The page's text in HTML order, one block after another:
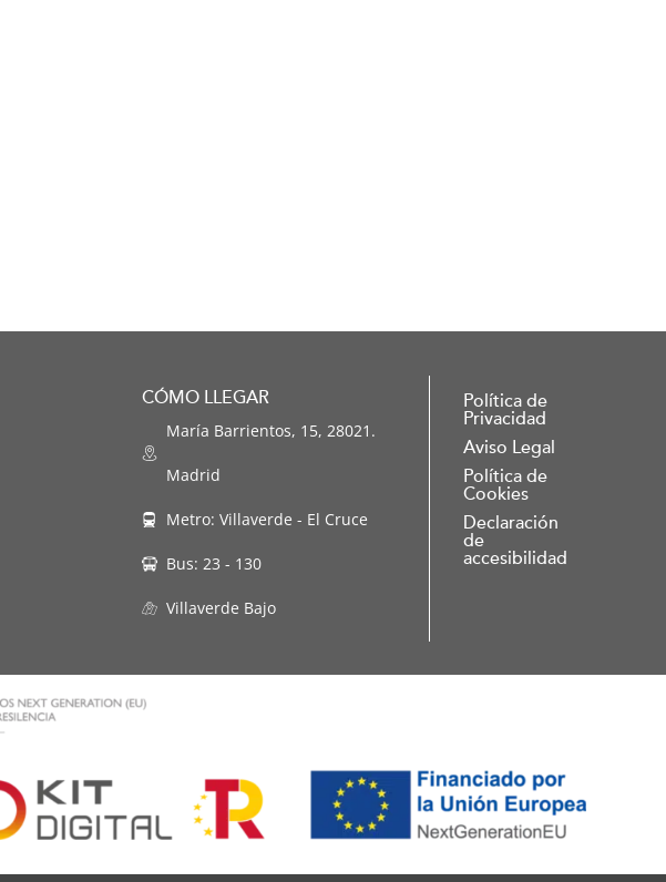
CÓMO LLEGAR
María Barrientos, 15, 28021.
Madrid
Metro: Villaverde - El Cruce
Bus: 23 - 130
Villaverde Bajo
Política de
Privacidad
Aviso Legal
Política de
Cookies
Declaración
de
accesibilidad